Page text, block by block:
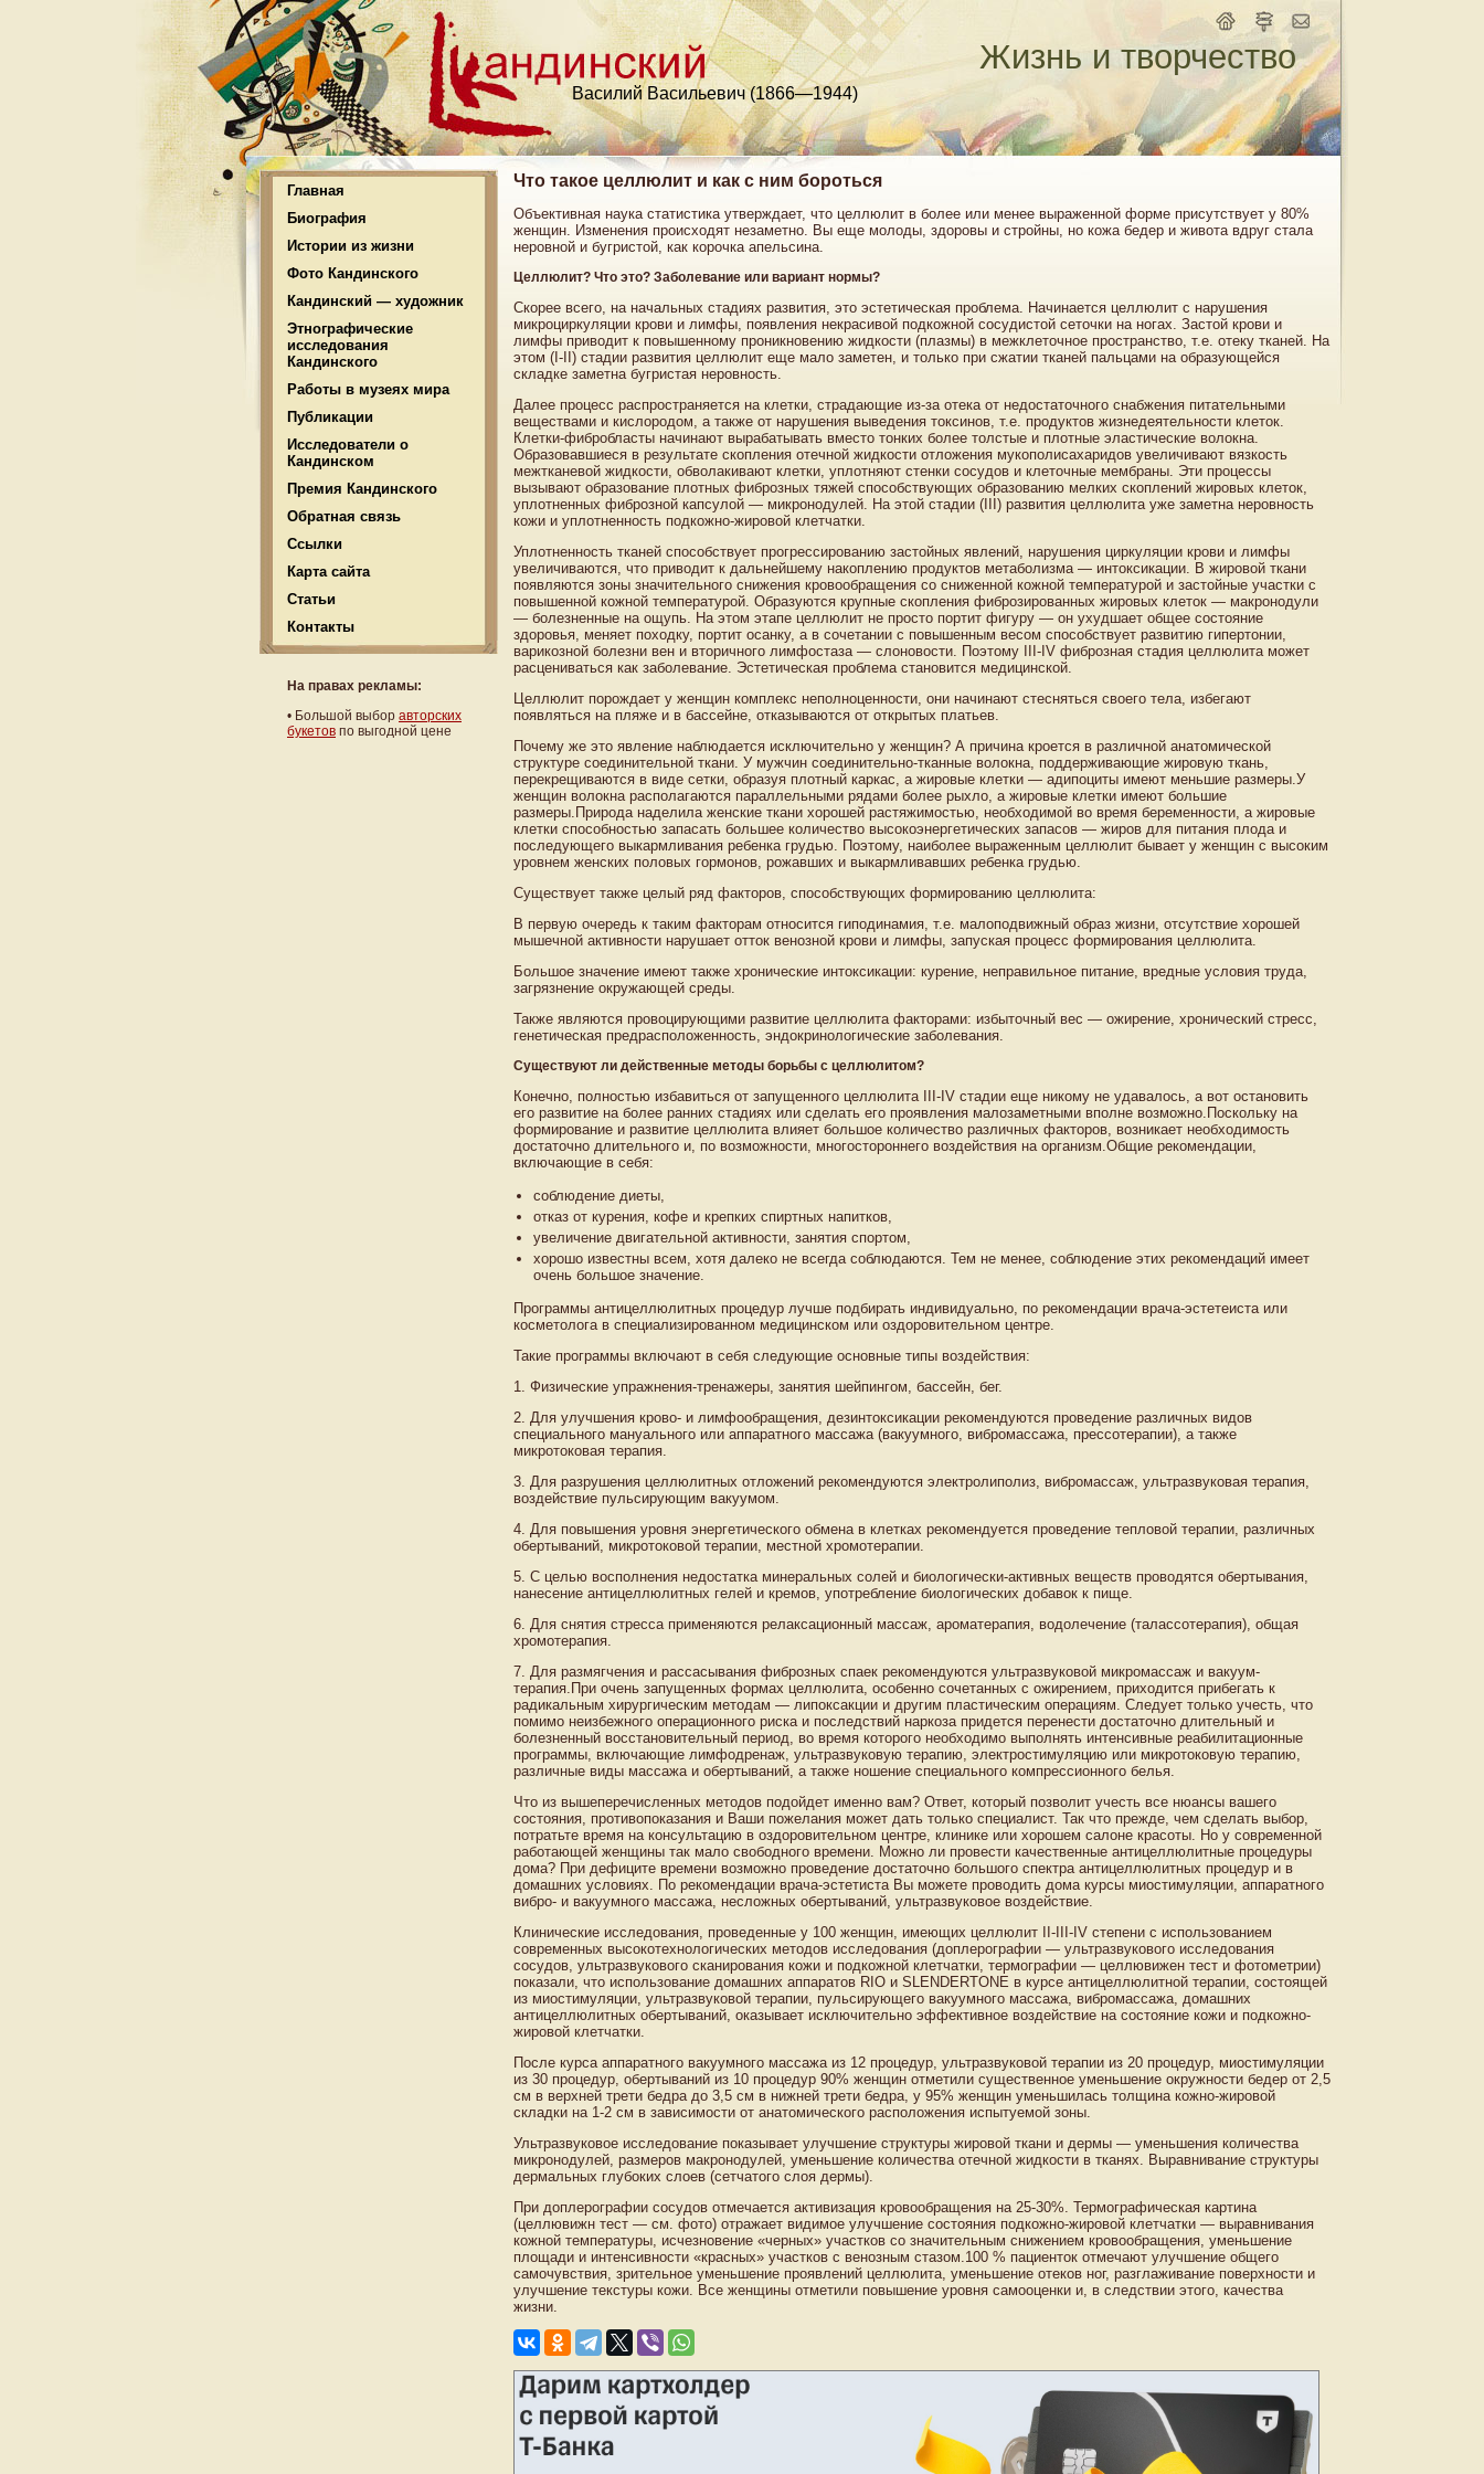
Василий Васильевич (1866—1944)
Жизнь и творчество
Главная
Биография
Истории из жизни
Фото Кандинского
Кандинский — художник
Этнографические
исследования
Кандинского
Работы в музеях мира
Публикации
Исследователи о
Кандинском
Премия Кандинского
Обратная связь
Ссылки
Карта сайта
Статьи
Контакты
На правах рекламы:
• Большой выбор авторских
букетов по выгодной цене
Что такое целлюлит и как с ним бороться
Объективная наука статистика утверждает, что целлюлит в более или менее выраженной форме присутствует у 80%
женщин. Изменения происходят незаметно. Вы еще молоды, здоровы и стройны, но кожа бедер и живота вдруг стала
неровной и бугристой, как корочка апельсина.
Целлюлит? Что это? Заболевание или вариант нормы?
Скорее всего, на начальных стадиях развития, это эстетическая проблема. Начинается целлюлит с нарушения
микроциркуляции крови и лимфы, появления некрасивой подкожной сосудистой сеточки на ногах. Застой крови и
лимфы приводит к повышенному проникновению жидкости (плазмы) в межклеточное пространство, т.е. отеку тканей. На
этом (I-II) стадии развития целлюлит еще мало заметен, и только при сжатии тканей пальцами на образующейся
складке заметна бугристая неровность.
Далее процесс распространяется на клетки, страдающие из-за отека от недостаточного снабжения питательными
веществами и кислородом, а также от нарушения выведения токсинов, т.е. продуктов жизнедеятельности клеток.
Клетки-фибробласты начинают вырабатывать вместо тонких более толстые и плотные эластические волокна.
Образовавшиеся в результате скопления отечной жидкости отложения мукополисахаридов увеличивают вязкость
межтканевой жидкости, обволакивают клетки, уплотняют стенки сосудов и клеточные мембраны. Эти процессы
вызывают образование плотных фиброзных тяжей способствующих образованию мелких скоплений жировых клеток,
уплотненных фиброзной капсулой — микронодулей. На этой стадии (III) развития целлюлита уже заметна неровность
кожи и уплотненность подкожно-жировой клетчатки.
Уплотненность тканей способствует прогрессированию застойных явлений, нарушения циркуляции крови и лимфы
увеличиваются, что приводит к дальнейшему накоплению продуктов метаболизма — интоксикации. В жировой ткани
появляются зоны значительного снижения кровообращения со сниженной кожной температурой и застойные участки с
повышенной кожной температурой. Образуются крупные скопления фиброзированных жировых клеток — макронодули
— болезненные на ощупь. На этом этапе целлюлит не просто портит фигуру — он ухудшает общее состояние
здоровья, меняет походку, портит осанку, а в сочетании с повышенным весом способствует развитию гипертонии,
варикозной болезни вен и вторичного лимфостаза — слоновости. Поэтому III-IV фиброзная стадия целлюлита может
расцениваться как заболевание. Эстетическая проблема становится медицинской.
Целлюлит порождает у женщин комплекс неполноценности, они начинают стесняться своего тела, избегают
появляться на пляже и в бассейне, отказываются от открытых платьев.
Почему же это явление наблюдается исключительно у женщин? А причина кроется в различной анатомической
структуре соединительной ткани. У мужчин соединительно-тканные волокна, поддерживающие жировую ткань,
перекрещиваются в виде сетки, образуя плотный каркас, а жировые клетки — адипоциты имеют меньшие размеры.У
женщин волокна располагаются параллельными рядами более рыхло, а жировые клетки имеют большие
размеры.Природа наделила женские ткани хорошей растяжимостью, необходимой во время беременности, а жировые
клетки способностью запасать большее количество высокоэнергетических запасов — жиров для питания плода и
последующего выкармливания ребенка грудью. Поэтому, наиболее выраженным целлюлит бывает у женщин с высоким
уровнем женских половых гормонов, рожавших и выкармливавших ребенка грудью.
Существует также целый ряд факторов, способствующих формированию целлюлита:
В первую очередь к таким факторам относится гиподинамия, т.е. малоподвижный образ жизни, отсутствие хорошей
мышечной активности нарушает отток венозной крови и лимфы, запуская процесс формирования целлюлита.
Большое значение имеют также хронические интоксикации: курение, неправильное питание, вредные условия труда,
загрязнение окружающей среды.
Также являются провоцирующими развитие целлюлита факторами: избыточный вес — ожирение, хронический стресс,
генетическая предрасположенность, эндокринологические заболевания.
Существуют ли действенные методы борьбы с целлюлитом?
Конечно, полностью избавиться от запущенного целлюлита III-IV стадии еще никому не удавалось, а вот остановить
его развитие на более ранних стадиях или сделать его проявления малозаметными вполне возможно.Поскольку на
формирование и развитие целлюлита влияет большое количество различных факторов, возникает необходимость
достаточно длительного и, по возможности, многостороннего воздействия на организм.Общие рекомендации,
включающие в себя:
соблюдение диеты,
отказ от курения, кофе и крепких спиртных напитков,
увеличение двигательной активности, занятия спортом,
хорошо известны всем, хотя далеко не всегда соблюдаются. Тем не менее, соблюдение этих рекомендаций имеет
очень большое значение.
Программы антицеллюлитных процедур лучше подбирать индивидуально, по рекомендации врача-эстетеиста или
косметолога в специализированном медицинском или оздоровительном центре.
Такие программы включают в себя следующие основные типы воздействия:
1. Физические упражнения-тренажеры, занятия шейпингом, бассейн, бег.
2. Для улучшения крово- и лимфообращения, дезинтоксикации рекомендуются проведение различных видов
специального мануального или аппаратного массажа (вакуумного, вибромассажа, прессотерапии), а также
микротоковая терапия.
3. Для разрушения целлюлитных отложений рекомендуются электролиполиз, вибромассаж, ультразвуковая терапия,
воздействие пульсирующим вакуумом.
4. Для повышения уровня энергетического обмена в клетках рекомендуется проведение тепловой терапии, различных
обертываний, микротоковой терапии, местной хромотерапии.
5. С целью восполнения недостатка минеральных солей и биологически-активных веществ проводятся обертывания,
нанесение антицеллюлитных гелей и кремов, употребление биологических добавок к пище.
6. Для снятия стресса применяются релаксационный массаж, ароматерапия, водолечение (талассотерапия), общая
хромотерапия.
7. Для размягчения и рассасывания фиброзных спаек рекомендуются ультразвуковой микромассаж и вакуум-
терапия.При очень запущенных формах целлюлита, особенно сочетанных с ожирением, приходится прибегать к
радикальным хирургическим методам — липоксакции и другим пластическим операциям. Следует только учесть, что
помимо неизбежного операционного риска и последствий наркоза придется перенести достаточно длительный и
болезненный восстановительный период, во время которого необходимо выполнять интенсивные реабилитационные
программы, включающие лимфодренаж, ультразвуковую терапию, электростимуляцию или микротоковую терапию,
различные виды массажа и обертываний, а также ношение специального компрессионного белья.
Что из вышеперечисленных методов подойдет именно вам? Ответ, который позволит учесть все нюансы вашего
состояния, противопоказания и Ваши пожелания может дать только специалист. Так что прежде, чем сделать выбор,
потратьте время на консультацию в оздоровительном центре, клинике или хорошем салоне красоты. Но у современной
работающей женщины так мало свободного времени. Можно ли провести качественные антицеллюлитные процедуры
дома? При дефиците времени возможно проведение достаточно большого спектра антицеллюлитных процедур и в
домашних условиях. По рекомендации врача-эстетиста Вы можете проводить дома курсы миостимуляции, аппаратного
вибро- и вакуумного массажа, несложных обертываний, ультразвуковое воздействие.
Клинические исследования, проведенные у 100 женщин, имеющих целлюлит II-III-IV степени с использованием
современных высокотехнологических методов исследования (доплерографии — ультразвукового исследования
сосудов, ультразвукового сканирования кожи и подкожной клетчатки, термографии — целлювижен тест и фотометрии)
показали, что использование домашних аппаратов RIO и SLENDERTONE в курсе антицеллюлитной терапии, состоящей
из миостимуляции, ультразвуковой терапии, пульсирующего вакуумного массажа, вибромассажа, домашних
антицеллюлитных обертываний, оказывает исключительно эффективное воздействие на состояние кожи и подкожно-
жировой клетчатки.
После курса аппаратного вакуумного массажа из 12 процедур, ультразвуковой терапии из 20 процедур, миостимуляции
из 30 процедур, обертываний из 10 процедур 90% женщин отметили существенное уменьшение окружности бедер от 2,5
см в верхней трети бедра до 3,5 см в нижней трети бедра, у 95% женщин уменьшилась толщина кожно-жировой
складки на 1-2 см в зависимости от анатомического расположения испытуемой зоны.
Ультразвуковое исследование показывает улучшение структуры жировой ткани и дермы — уменьшения количества
микронодулей, размеров макронодулей, уменьшение количества отечной жидкости в тканях. Выравнивание структуры
дермальных глубоких слоев (сетчатого слоя дермы).
При доплерографии сосудов отмечается активизация кровообращения на 25-30%. Термографическая картина
(целлювижн тест — см. фото) отражает видимое улучшение состояния подкожно-жировой клетчатки — выравнивания
кожной температуры, исчезновение «черных» участков со значительным снижением кровообращения, уменьшение
площади и интенсивности «красных» участков с венозным стазом.100 % пациенток отмечают улучшение общего
самочувствия, зрительное уменьшение проявлений целлюлита, уменьшение отеков ног, разглаживание поверхности и
улучшение текстуры кожи. Все женщины отметили повышение уровня самооценки и, в следствии этого, качества
жизни.